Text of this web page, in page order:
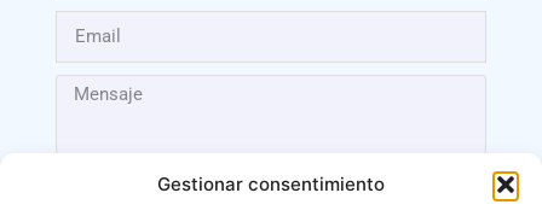
Gestionar consentimiento